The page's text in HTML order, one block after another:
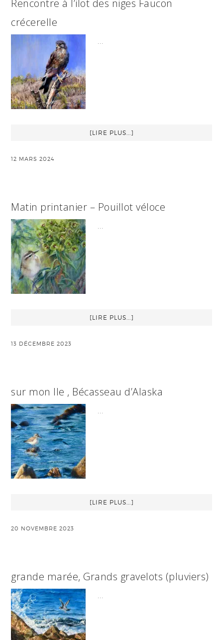
Rencontre à l’ilot des niges Faucon
crécerelle
…
[LIRE PLUS...]
12 MARS 2024
Matin printanier – Pouillot véloce
…
[LIRE PLUS...]
13 DÉCEMBRE 2023
sur mon Ile , Bécasseau d’Alaska
…
[LIRE PLUS...]
20 NOVEMBRE 2023
grande marée, Grands gravelots (pluviers)
…